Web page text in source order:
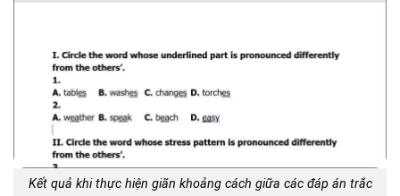
Kết quả khi thực hiện giãn khoảng cách giữa các đáp án trắc